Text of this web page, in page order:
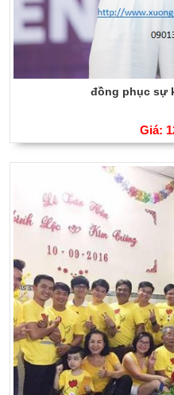
đồng phục sự
Giá: